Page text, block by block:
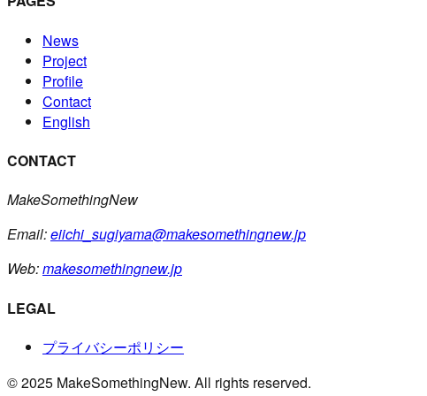
News
Project
Profile
Contact
English
CONTACT
MakeSomethingNew
Email:eiichi_sugiyama@makesomethingnew.jp
Web:makesomethingnew.jp
LEGAL
プライバシーポリシー
© 2025 MakeSomethingNew. All rights reserved.